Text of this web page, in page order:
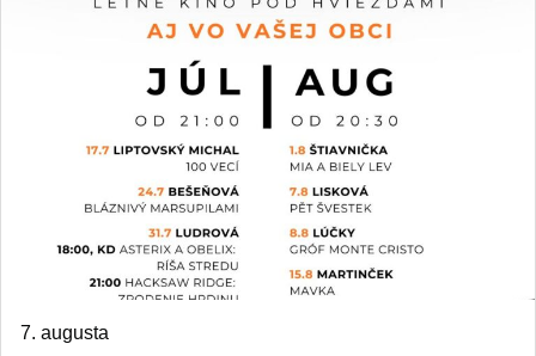
7. augusta